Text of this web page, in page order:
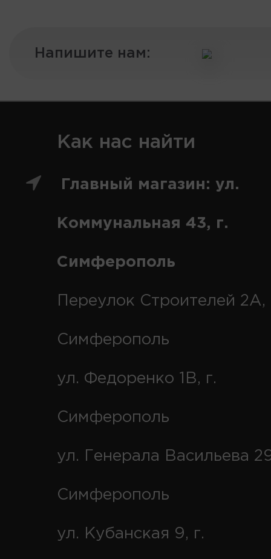
Напишите нам:
Как нас найти
Главный магазин: ул.
Коммунальная 43, г.
Симферополь
Переулок Строителей 2А,
Симферополь
ул. Федоренко 1В, г.
Симферополь
ул. Генерала Васильева
Симферополь
ул. Кубанская 9, г.